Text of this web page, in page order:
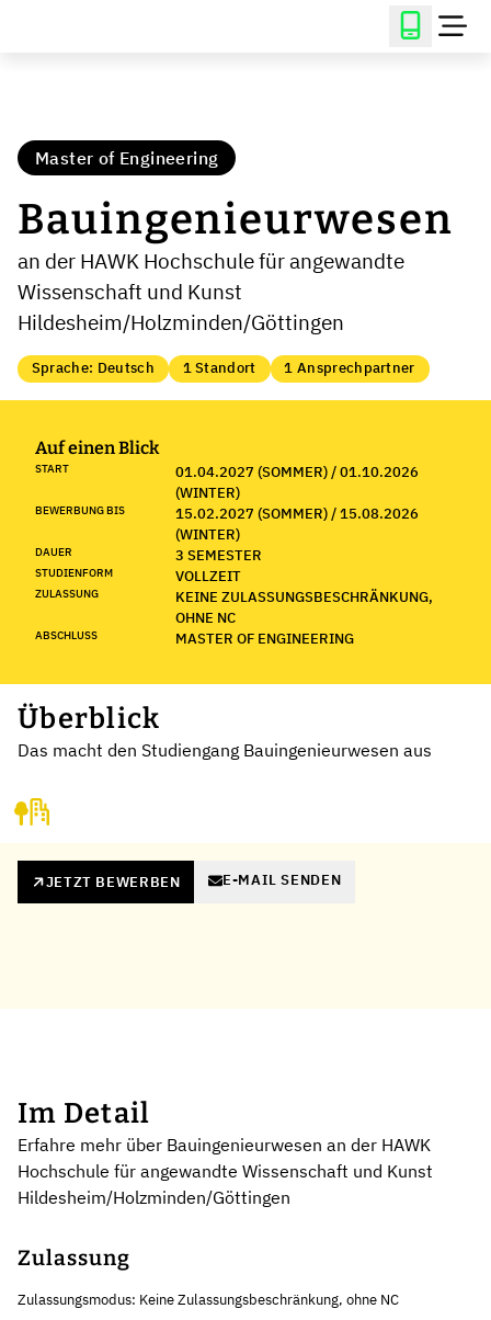
Master of Engineering
Bauingenieurwesen
an der HAWK Hochschule für angewandte
Wissenschaft und Kunst
Hildesheim/Holzminden/Göttingen
Sprache: Deutsch 1 Standort 1 Ansprechpartner
Auf einen Blick
START
01.04.2027 (SOMMER) / 01.10.2026
(WINTER)
BEWERBUNG BIS
15.02.2027 (SOMMER) / 15.08.2026
(WINTER)
DAUER 3 SEMESTER
STUDIENFORM VOLLZEIT
ZULASSUNG
KEINE ZULASSUNGSBESCHRÄNKUNG,
OHNE NC
ABSCHLUSS MASTER OF ENGINEERING
Überblick
Das macht den Studiengang Bauingenieurwesen aus
JETZT BEWERBEN E-MAIL SENDEN
Im Detail
Erfahre mehr über Bauingenieurwesen an der HAWK
Hochschule für angewandte Wissenschaft und Kunst
Hildesheim/Holzminden/Göttingen
Zulassung
Zulassungsmodus: Keine Zulassungsbeschränkung, ohne NC